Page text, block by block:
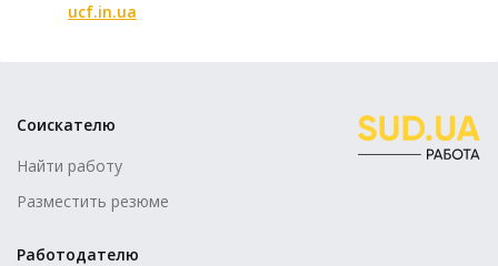
ucf.in.ua
Соискателю
Найти работу
Разместить резюме
Работодателю